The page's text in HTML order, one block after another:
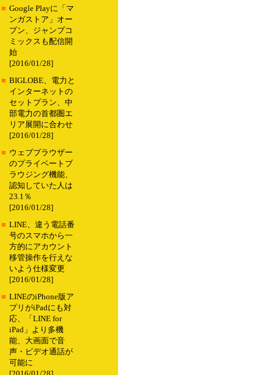
■ Google Playに「マ
ンガストア」オー
プン、ジャンプコ
ミックスも配信開
始
[2016/01/28]
■ BIGLOBE、電力と
インターネットの
セットプラン、中
部電力の首都圏エ
リア展開に合わせ
[2016/01/28]
■ ウェブブラウザー
のプライベートブ
ラウジング機能、
認知していた人は
23.1％
[2016/01/28]
■ LINE、違う電話番
号のスマホから一
方的にアカウント
移管操作を行えな
いよう仕様変更
[2016/01/28]
■ LINEのiPhone版ア
プリがiPadにも対
応、「LINE for
iPad」より多機
能、大画面で音
声・ビデオ通話が
可能に